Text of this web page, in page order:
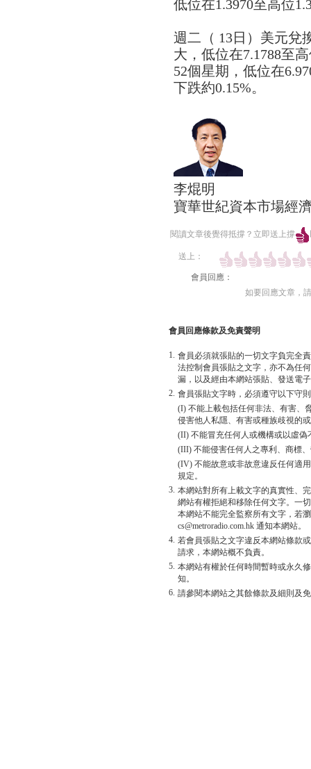
低位在1.3970至高位
週二（ 13日）美元兌
大，低位在7.1788至
52個星期，低位在
下跌約0.15%。
李焜明
寶華世紀資本市場經
閱讀文章後覺得抵撐？立即送上撐
送上：
會員回應：
如要回應文章，
會員回應條款及免責聲明
1. 會員必須就張貼的一切文字負完全
法控制會員張貼之文字，亦不為任
漏，以及經由本網站張貼、發送電
2. 會員張貼文字時，必須遵守以下守
(I) 不能上載包括任何非法、有害、
侵害他人私隱、有害或種族歧視的
(II) 不能冒充任何人或機構或以虛
(III) 不能侵害任何人之專利、商標
(IV) 不能故意或非故意違反任何適
規定。
3. 本網站對所有上載文字的真實性、
網站有權拒絕和移除任何文字。一
本網站不能完全監察所有文字，若
cs@metroradio.com.hk 通知本網站。
4. 若會員張貼之文字違反本網站條款
請求，本網站概不負責。
5. 本網站有權於任何時間暫時或永久
知。
6. 請參閱本網站之其餘條款及細則及